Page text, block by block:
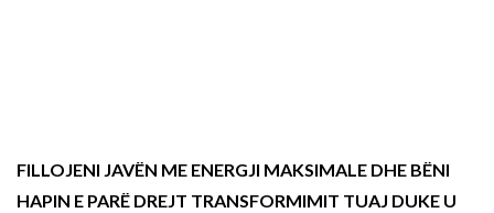
FILLOJENI JAVËN ME ENERGJI MAKSIMALE DHE BËNI
HAPIN E PARË DREJT TRANSFORMIMIT TUAJ DUKE U